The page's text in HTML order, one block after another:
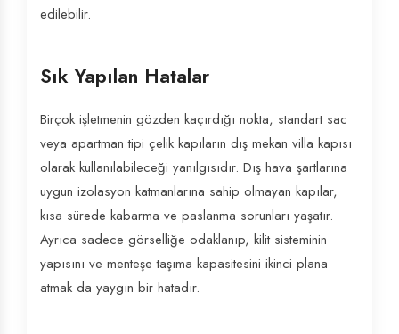
edilebilir.
Sık Yapılan Hatalar
Birçok işletmenin gözden kaçırdığı nokta, standart sac
veya apartman tipi çelik kapıların dış mekan villa kapısı
olarak kullanılabileceği yanılgısıdır. Dış hava şartlarına
uygun izolasyon katmanlarına sahip olmayan kapılar,
kısa sürede kabarma ve paslanma sorunları yaşatır.
Ayrıca sadece görselliğe odaklanıp, kilit sisteminin
yapısını ve menteşe taşıma kapasitesini ikinci plana
atmak da yaygın bir hatadır.